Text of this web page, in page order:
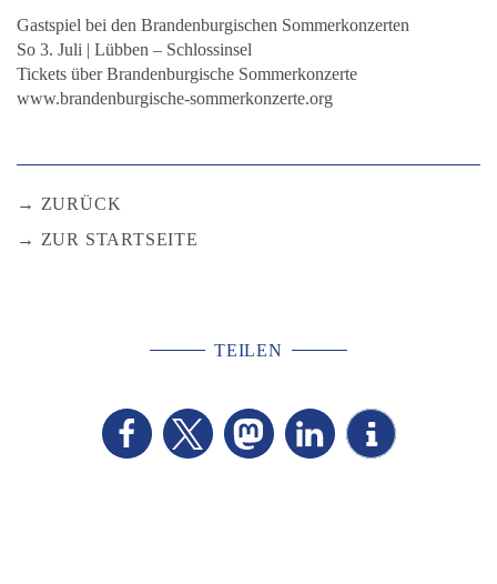
Gastspiel bei den Brandenburgischen Sommerkonzerten
So 3. Juli | Lübben – Schlossinsel
Tickets über Brandenburgische Sommerkonzerte
www.brandenburgische-sommerkonzerte.org
ZURÜCK
ZUR STARTSEITE
TEILEN